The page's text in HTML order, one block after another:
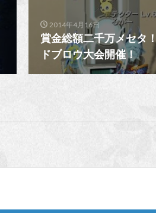
2014年4月16日
賞金総額二千万メセタ
ドブロウ大会開催！